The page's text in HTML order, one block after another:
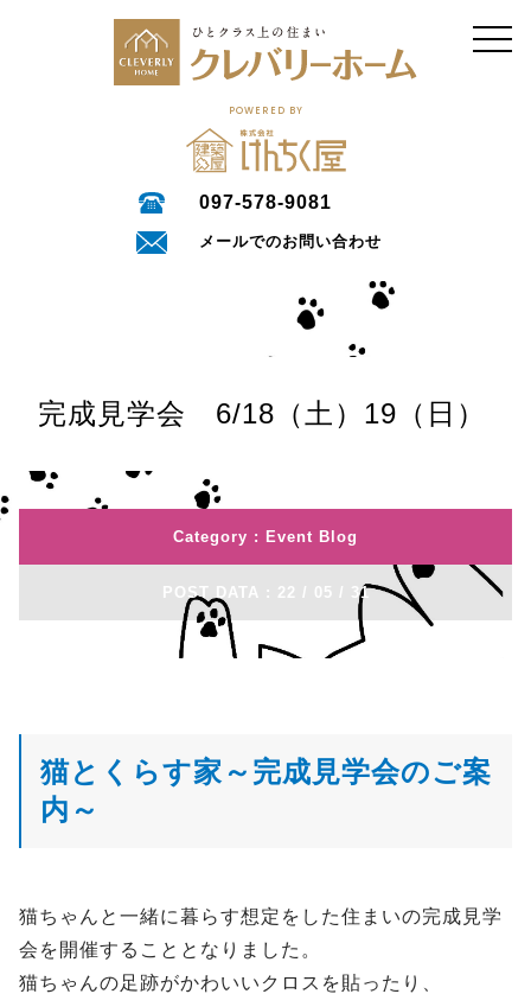
POWERED BY
097-578-9081
メールでのお問い合わせ
完成見学会 6/18（土）19（日）
Category : Blog
POST DATA : 22 / 05 / 31
猫とくらす家～完成見学会のご案
内～
猫ちゃんと一緒に暮らす想定をした住まいの完成見学
会を開催することとなりました。
猫ちゃんの足跡がかわいいクロスを貼ったり、